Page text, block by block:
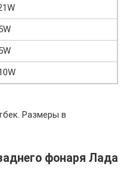
Размеры в
фонаря Лада